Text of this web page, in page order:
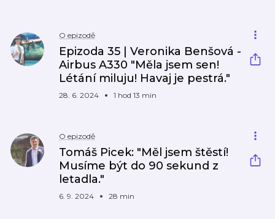
O epizodě
Epizoda 35 | Veronika Benšová -
Airbus A330 "Měla jsem sen!
Létání miluju! Havaj je pestrá."
28. 6. 2024 1 hod 13 min
O epizodě
Tomáš Picek: "Měl jsem štěstí!
Musíme být do 90 sekund z
letadla."
6. 9. 2024 28 min